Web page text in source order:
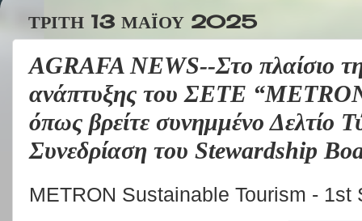
ΤΡΊΤΗ 13 ΜΑΪ́ΟΥ 2025
AGRAFA NEWS--Στο πλαίσιο
ανάπτυξης του ΣΕΤΕ
όπως βρείτε συνημμένο Δελτίο
Συνεδρίαση του Stewardship
METRON Sustainable Tourism - 1st